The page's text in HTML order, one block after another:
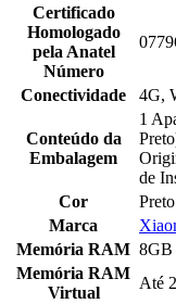
Certificado
Homologado
pela Anatel
Número
Conectividade 4G,
Conteúdo da
Embalagem
1
de
Cor
Preto
Marca
Memória RAM 8GB
Memória RAM
Virtual
Até